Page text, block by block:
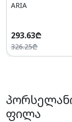
ARIA
293.63₾
326.25₾
ფილა